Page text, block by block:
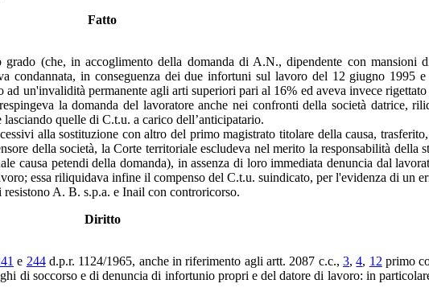
Fatto
(che, in accoglimento della domanda di A.N., dipendente con mansioni
condannata, in conseguenza dei due infortuni sul lavoro del 12 giugno 1995
un'invalidità permanente agli arti superiori pari al 16% ed aveva invece
la domanda del lavoratore anche nei confronti della società datrice,
quelle di C.t.u. a carico dell’anticipatario.
alla sostituzione con altro del primo magistrato titolare della causa,
della società, la Corte territoriale escludeva nel merito la responsabilità della
causa petendi della domanda), in assenza di loro immediata denuncia dal
essa riliquidava infine il compenso del C.t.u. suindicato, per l'evidenza di un
A. B. s.p.a. e Inail con controricorso.
Diritto
e 244d.p.r. 1124/1965, anche in riferimento agli artt. 2087 c.c.,3,4, 12 primo
di soccorso e di denuncia di infortunio propri e del datore di lavoro: in